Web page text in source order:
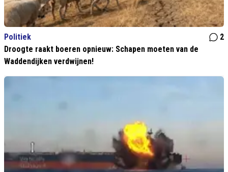
Politiek
2
Droogte raakt boeren opnieuw: Schapen moeten van de
Waddendijken verdwijnen!